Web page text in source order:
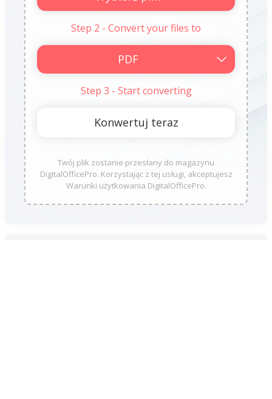
Step 2 - Convert your files to
Step 3 - Start converting
Twój plik zostanie przesłany do magazynu
DigitalOfficePro. Korzystając z tej usługi, akceptujesz
Warunki użytkowania DigitalOfficePro.